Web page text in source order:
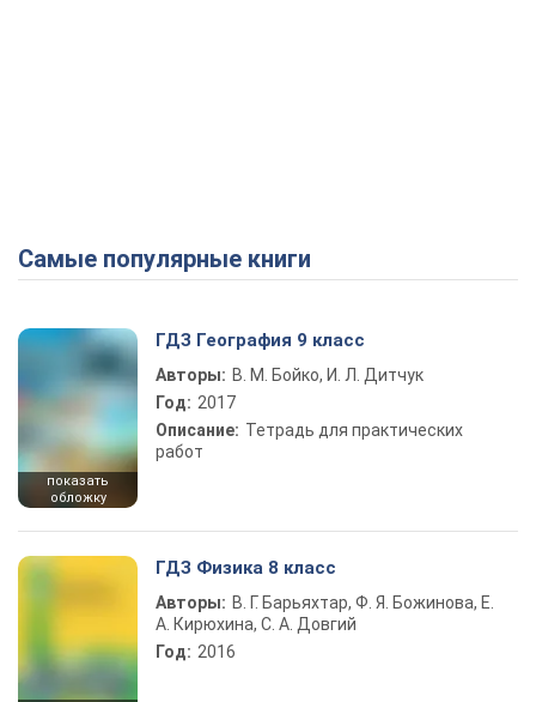
Самые популярные книги
показать
обложку
ГДЗ География 9 класс
Авторы: В. М. Бойко, И. Л. Дитчук
Год: 2017
Описание: Тетрадь для практических
работ
ГДЗ Физика 8 класс
Авторы: В. Г. Барьяхтар, Ф. Я. Божинова, Е.
А. Кирюхина, С. А. Довгий
Год: 2016